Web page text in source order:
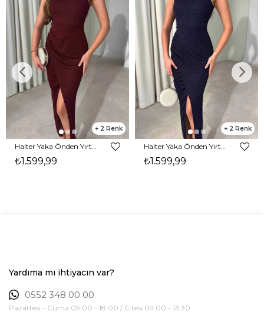
2
₺1.599,99
2
₺1.599,99
Yardıma mı ihtiyacın var?
0552 348 00 00
Pazartesi - Cuma 09:00 - 18:00 / C.tesi 09:00 - 13:30